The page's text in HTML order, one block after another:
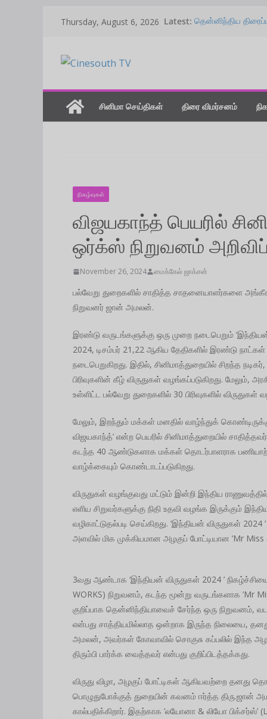
Thursday, August 6, 2026 Latest: தென்னிந்திய
‘ஸ்பைடர்-மேன்’
துல்கர் சல்மான்
சினிமா செய்திகள் திரை விமர்சனம்
நிகழ்வுகள்
விஜயகாந்த் பெயரில்
ஒர்க்ஸ் நிறுவனம்
November 26, 2024 மைக்கேல் ஜாக்சன்
பல்வேறு துறைகளில் சாதித்த சாதனையாளர்களை
நிறுவனர் ஜான் அமலன்.
இரண்டு வருடங்களுக்கு ஒரு முறை நடைபெறும்
2024, டிசம்பர் 21,22 ஆகிய தேதிகளில் இரண்டு
நடைபெறுகிறது. இதில், சினிமாத்துறையில் சிறந்த
பிரிவுகளின் கீழ் விருதுகள் வழங்கப்படுகிறது.
உள்ளிட்ட பல்வேறு துறைகளில் 30 பிரிவுகளில் விருதுகள்
மேலும், இறந்தும் மக்கள் மனதில் வாழ்ந்துக்
விஜயகாந்த்’ என்ற பெயரில் சினிமாத்துறையில்
கடந்த 40 ஆண்டுகளாக மக்கள் தொடர்பாளராக
வாழ்க்கையும் கொண்டாடப்படுகிறது.
விருதுகள் வழங்குவது மட்டும் இன்றி இந்திய
எளிய சிறுவர்களுக்கு நிதி உதவி வழங்க இருக்கும்
வழிகாட்டுதல்படி செய்கிறது. ‘இந்தியன் விருதுகள்
அளவில் மிக முக்கியமான அழகுப் போட்டியான ’Mr
3வது ஆண்டாக ‘இந்தியன் விருதுகள் 2024 ’
WORKS) நிறுவனம், கடந்த மூன்று வருடங்களாக ’Mr
குறிப்பாக தென்னிந்தியாவைச் சேர்ந்த ஒரு நிறுவனம்,
என்பது சாத்தியமில்லாத ஒன்றாக இருந்த நிலையை,
அமலன், அவர்கள் கோவாவில் சொகுசு கப்பலில் இந்த
திரும்பி பார்க்க வைத்தவர் என்பது குறிப்பிடத்தக்கது.
விருது விழா, அழகுப் போட்டிகள் ஆகியவற்றை தனது
பொழுதுபோக்குத் துறையின் கவனம் ஈர்த்த திரு.ஜான்
கால்பதிக்கிறார். இதற்காக ’லயோனா & லியோ பிக்சர்ஸ்’